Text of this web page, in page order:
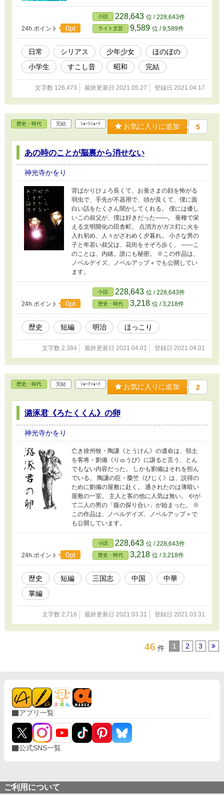
け……のハズだった。 ある暑い日、そいつと学
校で逢った。 会話するまもなく、そいつは救急
車にさらわれた。 小学生「龍」と、学校の外だ
けで会える友人『トラ』の、何か起きそうで、
何事もなさそうな、昭和の日常。
24h.ポイント 0pt
小説 228,643 位 / 228,643件
ライト文芸 9,589 位 / 9,589件
日常 シリアス 少年少女
ほのぼの
小学生
すこし昔 昭和 完結
文字数 126,473 最終更新日 2021.05.27 登録日 2021.04.17
歴史・時代 完結 ｼｮｰﾄｼｮｰﾄ お気に入りに追加 5
あの時のことが脳裏から消せない
神光寺かをり
背ばかりひょろ長くて、お蚕さまの顔を怖がる
弱虫で、手先が不器用で、頭が良くて、僕に面
白い話をたくさん聞かしてくれる。 僕には優し
いこの叔父が、僕は好きだった――。 蚕種で栄
える文明開化の田舎町。 点消方がガス灯に火を
入れ初め、人々がざわめく夕暮れ。 小さな男の
子と年若い叔父は、花街をそぞろ歩く。 ――こ
のことは、内緒。誰にも秘密。 ※この作品は、
ノベルデイズ、ノベルアップ＋でも公開してい
ます。
24h.ポイント 0pt
小説 228,643 位 / 228,643件
歴史・時代 3,218 位 / 3,218件
歴史 短編 明治 ほっこり
文字数 2,384 最終更新日 2021.04.01 登録日 2021.04.01
歴史・時代 完結 ｼｮｰﾄｼｮｰﾄ お気に入りに追加 2
潞涿君《ろたくくん》の卵
神光寺かをり
亡き徐州牧・陶謙《とうけん》の遺命は、領土
を客将・劉備《りゅうび》に譲ると言う、とん
でもない内容だった。 しかも劉備はそれを拒ん
でいる。 陶謙の臣・麋竺《びじく》は、説得の
ために劉備の屋敷に赴く。 通されたのは薄暗い
屋敷の一室。 主人と客の他に人気は無い。 やが
て二人の男の「腹の探り合い」が始まった。 ※
この作品は、ノベルデイズ、ノベルアップ＋で
も公開しています。
24h.ポイント 0pt
小説 228,643 位 / 228,643件
歴史・時代 3,218 位 / 3,218件
歴史 短編 三国志 中国
中華
掌編
文字数 2,716 最終更新日 2021.03.31 登録日 2021.03.31
46 件 1 2 3
アプリ一覧
公式SNS一覧
ご利用について